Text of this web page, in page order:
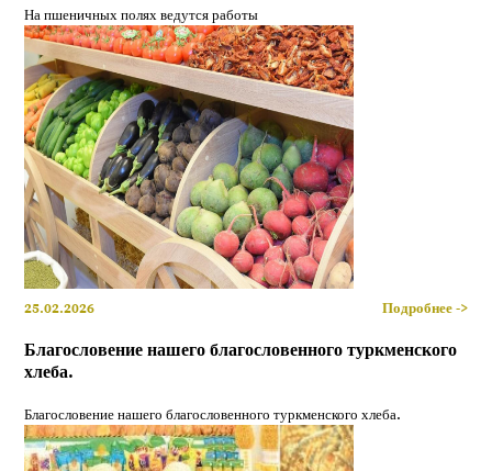
На пшеничных полях ведутся работы
25.02.2026 Подробнее ->
Благословение нашего благословенного туркменского
хлеба.
Благословение нашего благословенного туркменского хлеба.